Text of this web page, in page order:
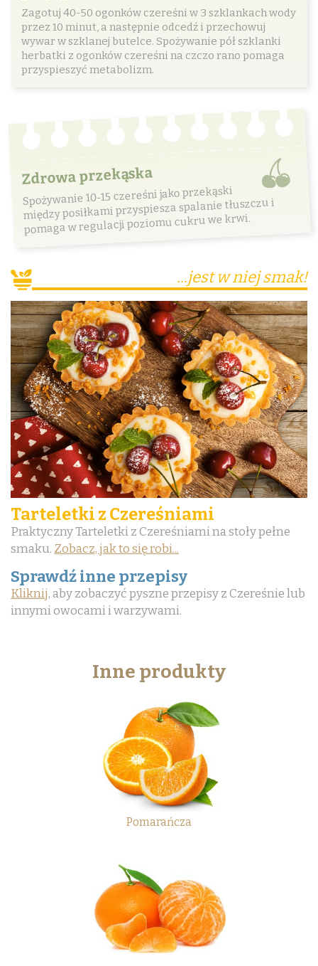
Zagotuj 40-50 ogonków czereśni w 3 szklankach wody
przez 10 minut, a następnie odcedź i przechowuj
wywar w szklanej butelce. Spożywanie pół szklanki
herbatki z ogonków czereśni na czczo rano pomaga
przyspieszyć metabolizm.
Zdrowa przekąska
Spożywanie 10-15 czereśni jako przekąski
między posiłkami przyspiesza spalanie tłuszczu i
pomaga w regulacji poziomu cukru we krwi.
...jest w niej smak!
Tarteletki z Czereśniami
Praktyczny Tarteletki z Czereśniami na stoły pełne
smaku. Zobacz, jak to się robi...
Sprawdź inne przepisy
Kliknij, aby zobaczyć pyszne przepisy z Czereśnie lub
innymi owocami i warzywami.
Inne produkty
Pomarańcza